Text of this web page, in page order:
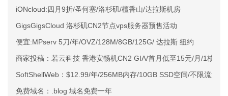
iONcloud:四月9折/圣何塞/洛杉矶/檀香山/达拉斯机房
GigsGigsCloud 洛杉矶CN2节点vps服务器预售活动
便宜:MPserv 5刀/年/OVZ/128M/8GB/125G/ 达拉斯 纽约
商家投稿：若云科技 香港安畅机CN2 GIA/首月低至15元/月/1核/
SoftShellWeb：$12.99/年/256MB内存/10GB SSD空间/不限流量/
免费域名：.blog 域名免费一年